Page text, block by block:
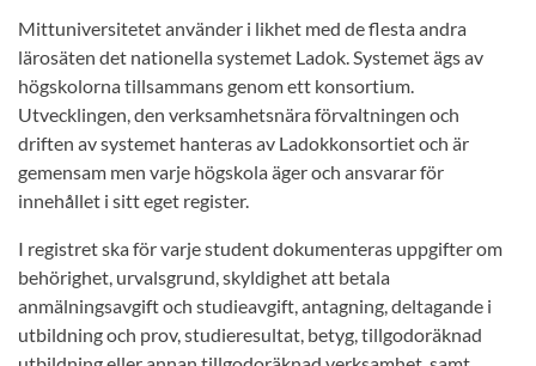
Mittuniversitetet använder i likhet med de flesta andra
lärosäten det nationella systemet Ladok. Systemet ägs av
högskolorna tillsammans genom ett konsortium.
Utvecklingen, den verksamhetsnära förvaltningen och
driften av systemet hanteras av Ladokkonsortiet och är
gemensam men varje högskola äger och ansvarar för
innehållet i sitt eget register.
I registret ska för varje student dokumenteras uppgifter om
behörighet, urvalsgrund, skyldighet att betala
anmälningsavgift och studieavgift, antagning, deltagande i
utbildning och prov, studieresultat, betyg, tillgodoräknad